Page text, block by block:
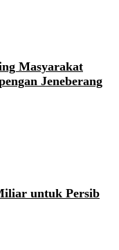
Masyarakat
Jeneberang
untuk Persib